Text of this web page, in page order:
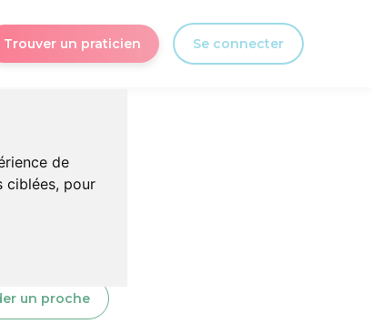
de
ciblées, pour
Trouver un praticien Se connecter
un proche